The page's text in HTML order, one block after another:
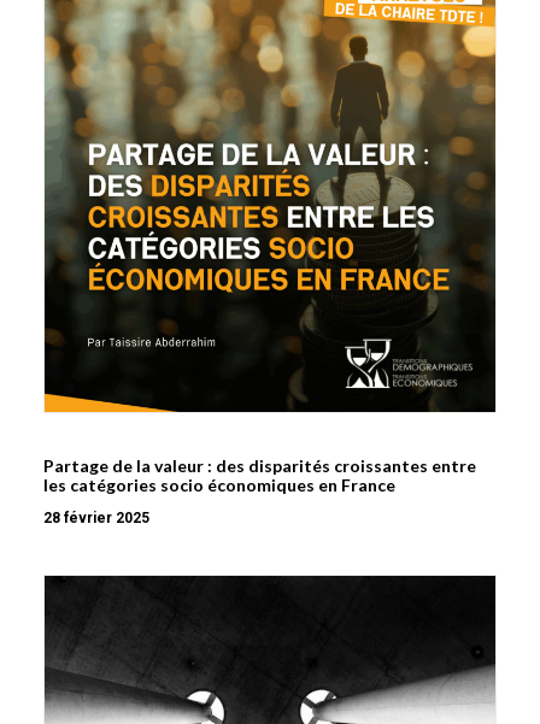
Partage de la valeur : des disparités croissantes entre
les catégories socio économiques en France
28 février 2025